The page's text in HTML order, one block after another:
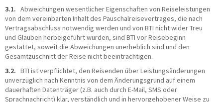
3.1. Abweichungen wesentlicher Eigenschaften von Reiseleistungen
von dem vereinbarten Inhalt des Pauschalreisevertrages, die nach
Vertragsabschluss notwendig werden und von BTI nicht wider Treu
und Glauben herbeigeführt wurden, sind BTI vor Reisebeginn
gestattet, soweit die Abweichungen unerheblich sind und den
Gesamtzuschnitt der Reise nicht beeinträchtigen.
3.2. BTI ist verpflichtet, den Reisenden über Leistungsänderungen
unverzüglich nach Kenntnis von dem Änderungsgrund auf einem
dauerhaften Datenträger (z.B. auch durch E-Mail, SMS oder
Sprachnachricht) klar, verständlich und in hervorgehobener Weise zu